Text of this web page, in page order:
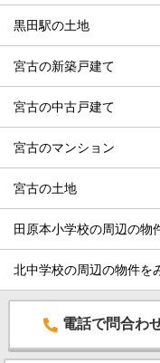
黒田駅の土地
宮古の新築戸建て
宮古の中古戸建て
宮古のマンション
宮古の土地
田原本小学校の周辺の物
北中学校の周辺の物件を
電話で問合わ